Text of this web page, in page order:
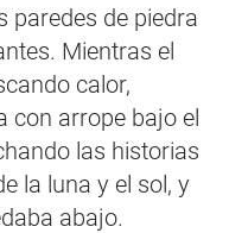
paredes de piedra
Mientras el
calor,
arrope bajo el
las historias
la luna y el sol, y
abajo.